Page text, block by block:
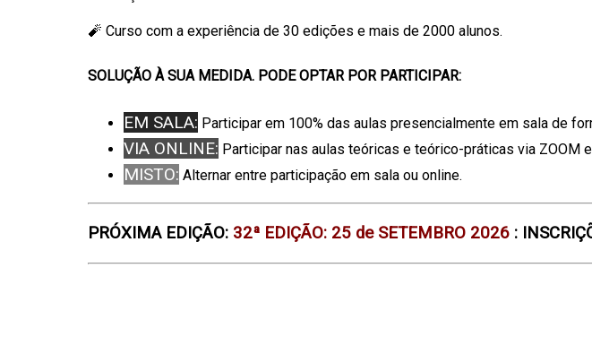
🧨 Curso com a experiência de 30 edições e mais de 2000 alunos.
SOLUÇÃO À SUA MEDIDA. PODE OPTAR POR PARTICIPAR:
EM SALA: Participar em 100% das aulas presencialmente em sala de
VIA ONLINE: Participar nas aulas teóricas e teórico-práticas via ZOOM
MISTO: Alternar entre participação em sala ou online.
PRÓXIMA EDIÇÃO: 32ª EDIÇÃO: 25 de SETEMBRO 2026 :